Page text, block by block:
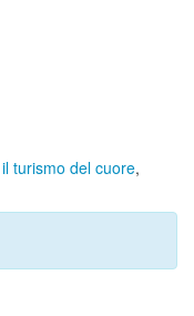
il turismo del cuore,